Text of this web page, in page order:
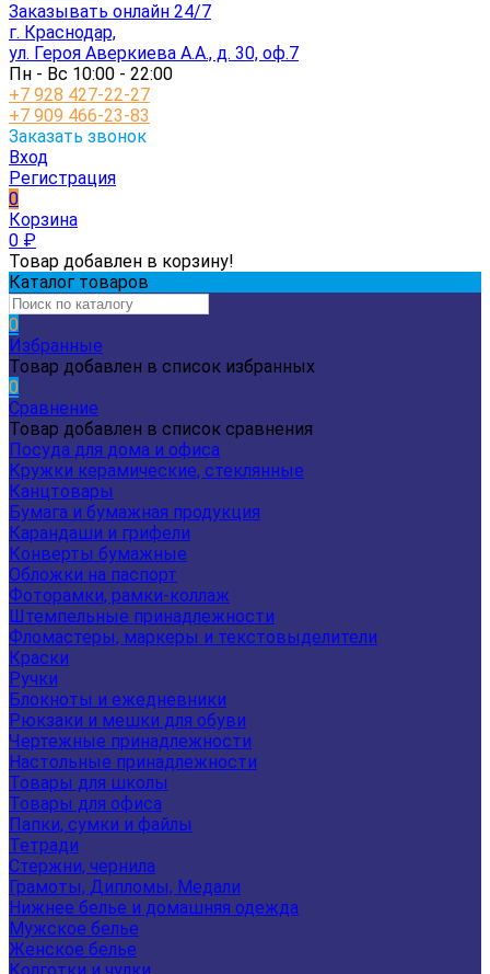
Заказывать онлайн 24/7
г. Краснодар,
ул. Героя Аверкиева А.А., д. 30, оф.7
Пн - Вс 10:00 - 22:00
+7 928 427-22-27
+7 909 466-23-83
Заказать звонок
Вход
Регистрация
0
Корзина
0 ₽
Товар добавлен в корзину!
Каталог товаров
0
Избранные
Товар добавлен в список избранных
0
Сравнение
Товар добавлен в список сравнения
Посуда для дома и офиса
Кружки керамические, стеклянные
Канцтовары
Бумага и бумажная продукция
Карандаши и грифели
Конверты бумажные
Обложки на паспорт
Фоторамки, рамки-коллаж
Штемпельные принадлежности
Фломастеры, маркеры и текстовыделители
Краски
Ручки
Блокноты и ежедневники
Рюкзаки и мешки для обуви
Чертежные принадлежности
Настольные принадлежности
Товары для школы
Товары для офиса
Папки, сумки и файлы
Тетради
Стержни, чернила
Грамоты, Дипломы, Медали
Нижнее белье и домашняя одежда
Мужское белье
Женское белье